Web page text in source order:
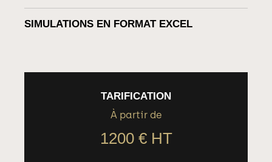
TARIFICATION
À partir de
1200 € HT
SIMULATIONS EN FORMAT EXCEL